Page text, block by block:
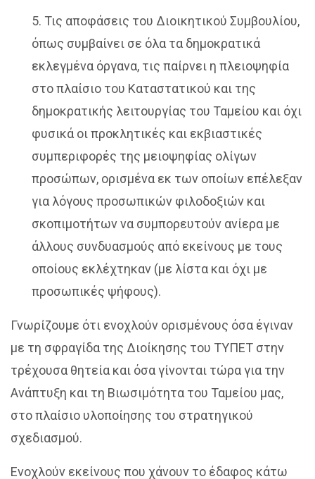
5. Τις αποφάσεις του Διοικητικού Συμβουλίου,
όπως συμβαίνει σε όλα τα δημοκρατικά
εκλεγμένα όργανα, τις παίρνει η πλειοψηφία
στο πλαίσιο του Καταστατικού και της
δημοκρατικής λειτουργίας του Ταμείου και όχι
φυσικά οι προκλητικές και εκβιαστικές
συμπεριφορές της μειοψηφίας ολίγων
προσώπων, ορισμένα εκ των οποίων επέλεξαν
για λόγους προσωπικών φιλοδοξιών και
σκοπιμοτήτων να συμπορευτούν ανίερα με
άλλους συνδυασμούς από εκείνους με τους
οποίους εκλέχτηκαν (με λίστα και όχι με
προσωπικές ψήφους).
Γνωρίζουμε ότι ενοχλούν ορισμένους όσα έγιναν
με τη σφραγίδα της Διοίκησης του ΤΥΠΕΤ στην
τρέχουσα θητεία και όσα γίνονται τώρα για την
Ανάπτυξη και τη Βιωσιμότητα του Ταμείου μας,
στο πλαίσιο υλοποίησης του στρατηγικού
σχεδιασμού.
Ενοχλούν εκείνους που χάνουν το έδαφος κάτω